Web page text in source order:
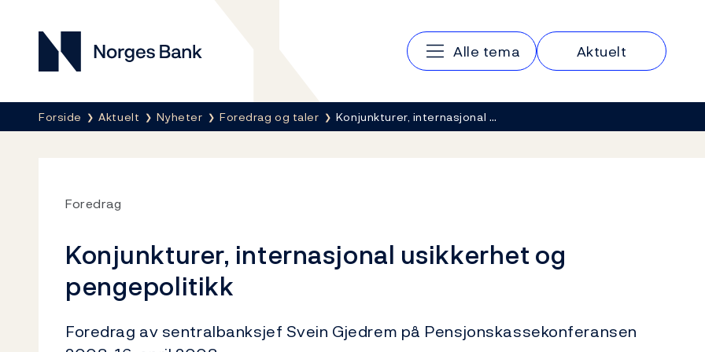
Norges Bank
Hovedmeny
Alle tema Aktuelt
Her er du nå:
Forside Aktuelt Nyheter Foredrag og taler Konjunkturer, internasjonal …
Foredrag
Konjunkturer, internasjonal usikkerhet og
pengepolitikk
Foredrag av sentralbanksjef Svein Gjedrem på Pensjonskassekonferansen